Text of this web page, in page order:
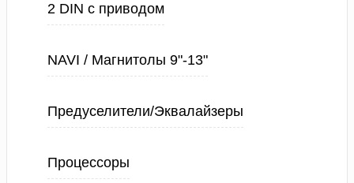
2 DIN с приводом
NAVI / Магнитолы 9"-13"
Предуселители/Эквалайзеры
Процессоры